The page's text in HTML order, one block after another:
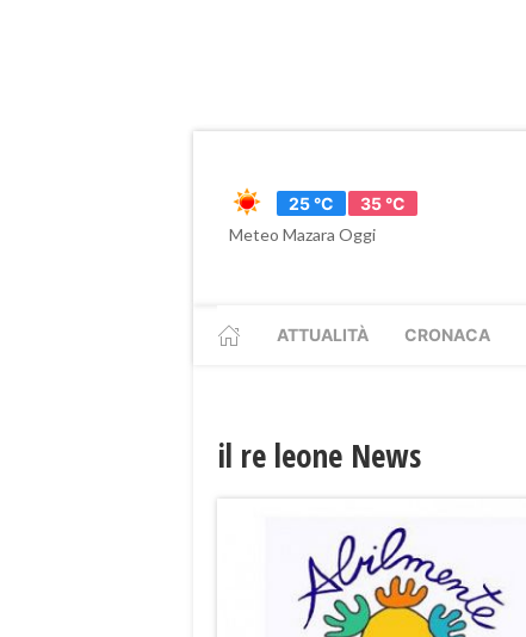
25 °C
35 °C
Meteo Mazara Oggi
ATTUALITÀ CRONACA
il re leone News